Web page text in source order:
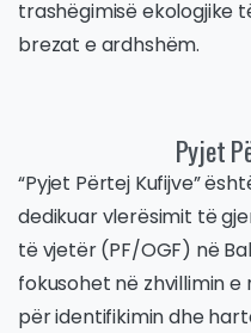
trashëgimisë ekologjike
brezat e ardhshëm.
Pyjet
“Pyjet Përtej Kufijve”
dedikuar vlerësimit të
të vjetër (PF/OGF) në
fokusohet në zhvillimin
për identifikimin dhe